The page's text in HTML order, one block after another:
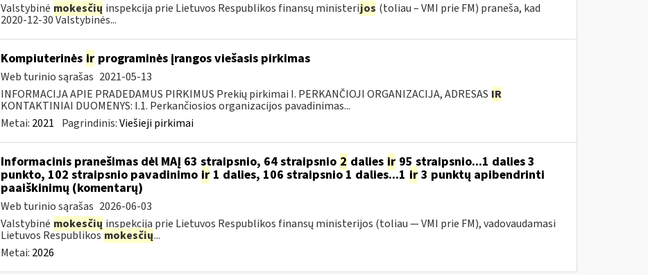
Valstybinė mokesčių inspekcija prie Lietuvos Respublikos finansų ministerijos (toliau – VMI prie FM) praneša, kad
2020-12-30 Valstybinės...
Kompiuterinės irprograminės įrangos viešasis pirkimas
Web turinio sąrašas 2021-05-13
INFORMACIJA APIE PRADEDAMUS PIRKIMUS Prekių pirkimai I. PERKANČIOJI ORGANIZACIJA, ADRESAS IR
KONTAKTINIAI DUOMENYS: I.1. Perkančiosios organizacijos pavadinimas...
Metai: 2021 Pagrindinis:Viešieji pirkimai
Informacinis pranešimas dėl MAĮ 63 straipsnio, 64 straipsnio 2 dalies ir95 straipsnio...1 dalies 3
punkto, 102 straipsnio pavadinimo ir1 dalies, 106 straipsnio 1 dalies...1 ir3 punktų apibendrinti
paaiškinimų (komentarų)
Web turinio sąrašas 2026-06-03
Valstybinė mokesčių inspekcija prie Lietuvos Respublikos finansų ministerijos (toliau — VMI prie FM), vadovaudamasi
Lietuvos Respublikosmokesčių...
Metai: 2026